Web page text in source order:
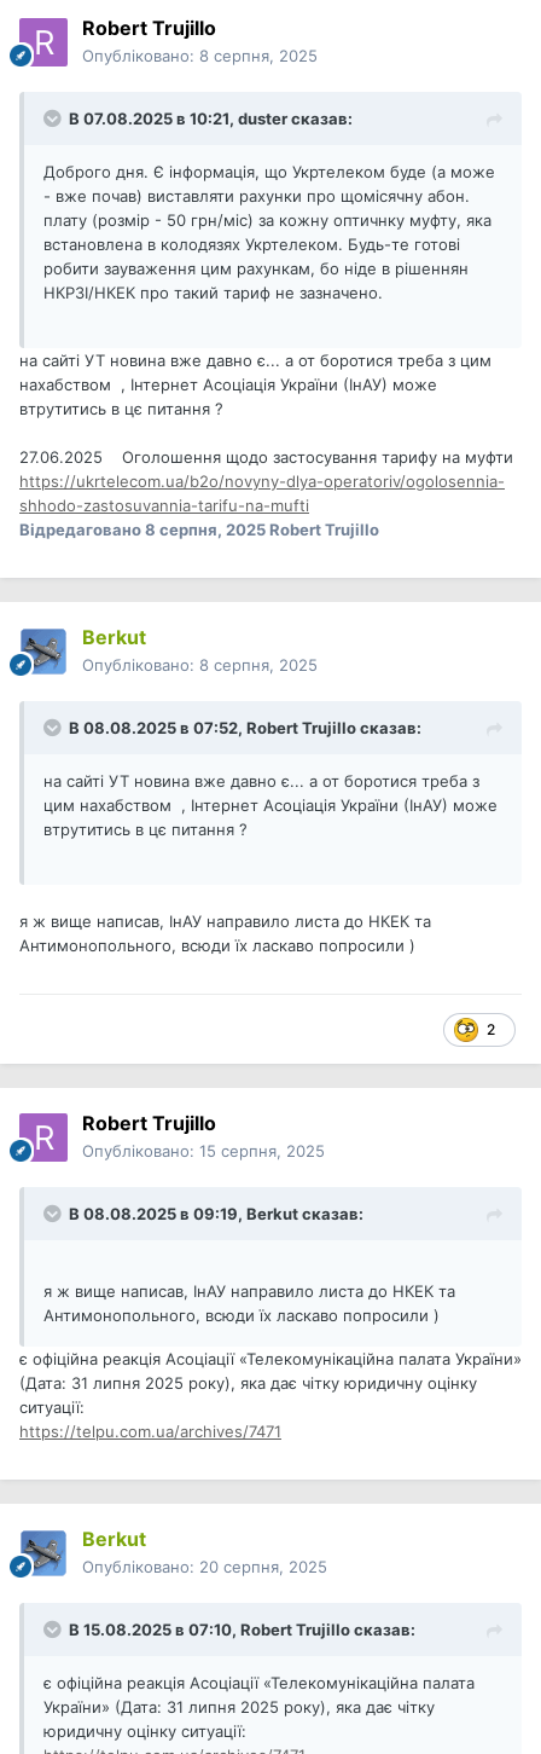
Robert Trujillo
Опубліковано: 8 серпня, 2025
В 07.08.2025 в 10:21, dusterсказав:
Доброго дня. Є інформація, що Укртелеком буде (а може
- вже почав) виставляти рахунки про щомісячну абон.
плату (розмір - 50 грн/міс) за кожну оптичнку муфту, яка
встановлена в колодязях Укртелеком. Будь-те готові
робити зауваження цим рахункам, бо ніде в рішеннян
НКРЗІ/НКЕК про такий тариф не зазначено.
на сайті УТ новина вже давно є... а от боротися треба з цим
нахабством , Інтернет Асоціація України (ІнАУ) може
втрутитись в цє питання ?
27.06.2025 Оголошення щодо застосування тарифу на муфти
https://ukrtelecom.ua/b2o/novyny-dlya-operatoriv/ogolosennia-
shhodo-zastosuvannia-tarifu-na-mufti
Відредаговано8 серпня, 2025Robert Trujillo
Berkut
Опубліковано: 8 серпня, 2025
В 08.08.2025 в 07:52, Robert Trujilloсказав:
на сайті УТ новина вже давно є... а от боротися треба з
цим нахабством , Інтернет Асоціація України (ІнАУ) може
втрутитись в цє питання ?
я ж вище написав, ІнАУ направило листа до НКЕК та
Антимонопольного, всюди їх ласкаво попросили )
2
Robert Trujillo
Опубліковано: 15 серпня, 2025
В 08.08.2025 в 09:19, Berkutсказав:
я ж вище написав, ІнАУ направило листа до НКЕК та
Антимонопольного, всюди їх ласкаво попросили )
є офіційна реакція Асоціації «Телекомунікаційна палата України»
(Дата: 31 липня 2025 року), яка дає чітку юридичну оцінку
ситуації:
https://telpu.com.ua/archives/7471
Berkut
Опубліковано: 20 серпня, 2025
В 15.08.2025 в 07:10, Robert Trujilloсказав:
є офіційна реакція Асоціації «Телекомунікаційна палата
України» (Дата: 31 липня 2025 року), яка дає чітку
юридичну оцінку ситуації: